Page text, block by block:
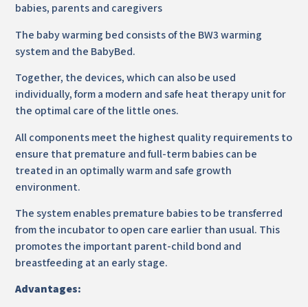
babies, parents and caregivers
The baby warming bed consists of the BW3 warming
system and the BabyBed.
Together, the devices, which can also be used
individually, form a modern and safe heat therapy unit for
the optimal care of the little ones.
All components meet the highest quality requirements to
ensure that premature and full-term babies can be
treated in an optimally warm and safe growth
environment.
The system enables premature babies to be transferred
from the incubator to open care earlier than usual. This
promotes the important parent-child bond and
breastfeeding at an early stage.
Advantages: